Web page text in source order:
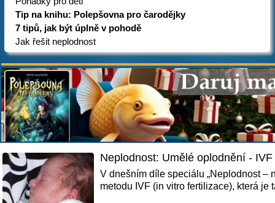
Tip na knihu: Polepšovna pro čarodějky
7 tipů, jak být úplně v pohodě
Jak řešit neplodnost
Neplodnost: Umělé oplodnění - IVF
V dnešním díle speciálu „Neplodnost –
metodu IVF (in vitro fertilizace), která je